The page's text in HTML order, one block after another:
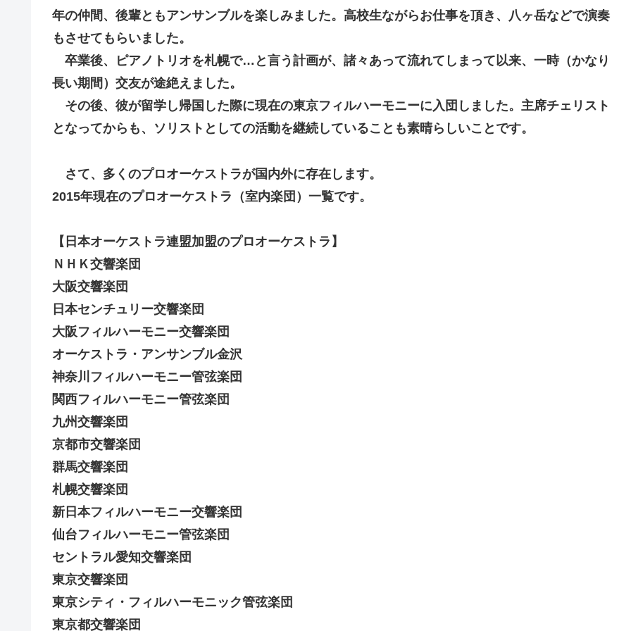
年の仲間、後輩ともアンサンブルを楽しみました。高校生ながらお仕事を頂き、八ヶ岳などで演奏
もさせてもらいました。
卒業後、ピアノトリオを札幌で…と言う計画が、諸々あって流れてしまって以来、一時（かなり
長い期間）交友が途絶えました。
その後、彼が留学し帰国した際に現在の東京フィルハーモニーに入団しました。主席チェリスト
となってからも、ソリストとしての活動を継続していることも素晴らしいことです。
さて、多くのプロオーケストラが国内外に存在します。
2015年現在のプロオーケストラ（室内楽団）一覧です。
【日本オーケストラ連盟加盟のプロオーケストラ】
ＮＨＫ交響楽団
大阪交響楽団
日本センチュリー交響楽団
大阪フィルハーモニー交響楽団
オーケストラ・アンサンブル金沢
神奈川フィルハーモニー管弦楽団
関西フィルハーモニー管弦楽団
九州交響楽団
京都市交響楽団
群馬交響楽団
札幌交響楽団
新日本フィルハーモニー交響楽団
仙台フィルハーモニー管弦楽団
セントラル愛知交響楽団
東京交響楽団
東京シティ・フィルハーモニック管弦楽団
東京都交響楽団